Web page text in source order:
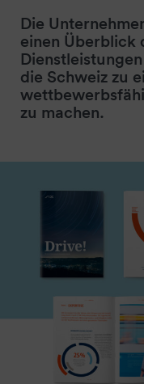
Die
einen Überblick
die Schweiz zu
zu machen.